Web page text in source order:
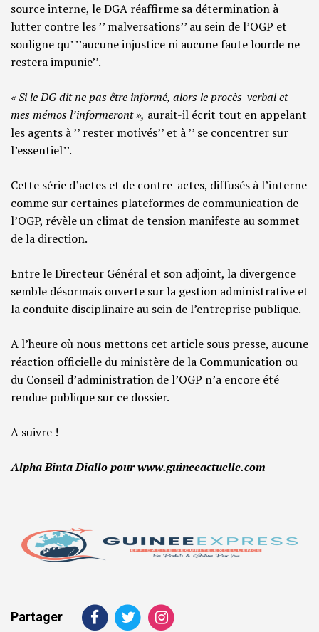
source interne, le DGA réaffirme sa détermination à
lutter contre les ’’ malversations’’ au sein de l’OGP et
souligne qu’ ’’aucune injustice ni aucune faute lourde ne
restera impunie’’.
« Si le DG dit ne pas être informé, alors le procès-verbal et
mes mémos l’informeront », aurait-il écrit tout en appelant
les agents à ’’ rester motivés’’ et à ’’ se concentrer sur
l’essentiel’’.
Cette série d’actes et de contre-actes, diffusés à l’interne
comme sur certaines plateformes de communication de
l’OGP, révèle un climat de tension manifeste au sommet
de la direction.
Entre le Directeur Général et son adjoint, la divergence
semble désormais ouverte sur la gestion administrative et
la conduite disciplinaire au sein de l’entreprise publique.
A l’heure où nous mettons cet article sous presse, aucune
réaction officielle du ministère de la Communication ou
du Conseil d’administration de l’OGP n’a encore été
rendue publique sur ce dossier.
A suivre !
Alpha Binta Diallo pour www.guineeactuelle.com
Partager